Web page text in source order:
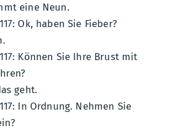
eine Neun.
Ok, haben Sie Fieber?
Können Sie Ihre Brust mit
geht.
In Ordnung. Nehmen Sie